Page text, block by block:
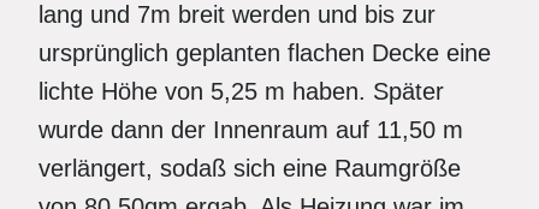
lang und 7m breit werden und bis zur
ursprünglich geplanten flachen Decke eine
lichte Höhe von 5,25 m haben. Später
wurde dann der Innenraum auf 11,50 m
verlängert, sodaß sich eine Raumgröße